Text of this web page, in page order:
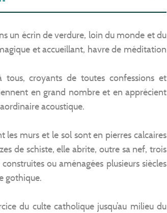
un écrin de verdure, loin du monde et du
et accueillant, havre de méditation
tous, croyants de toutes confessions et
en grand nombre et en apprécient
acoustique.
les murs et le sol sont en pierres calcaires
de schiste, elle abrite, outre sa nef, trois
ou aménagées plusieurs siècles
gothique.
du culte catholique jusqu’au milieu du